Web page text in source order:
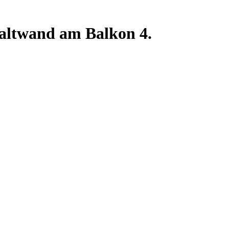
am Balkon 4.